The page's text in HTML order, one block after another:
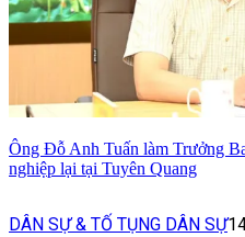
Ông Đỗ Anh Tuấn làm Trưởng
nghiệp lại tại Tuyên Quang
DÂN SỰ & TỐ TỤNG DÂN SỰ